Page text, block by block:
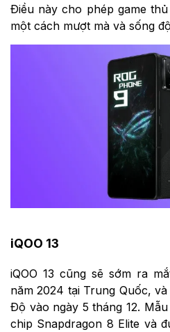
Điều này cho phép game
một cách mượt mà và sống
iQOO 13
iQOO 13 cũng sẽ sớm ra
năm 2024 tại Trung Quốc,
Độ vào ngày 5 tháng 12.
chip Snapdragon 8 Elite và